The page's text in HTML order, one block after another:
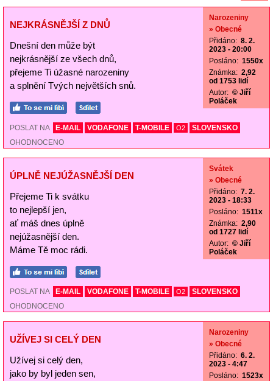
NEJKRÁSNĚJŠÍ Z DNŮ
Dnešní den může být
nejkrásnější ze všech dnů,
přejeme Ti úžasné narozeniny
a splnění Tvých největších snů.
Narozeniny
» Obecné
Přidáno: 8. 2.
2023 - 20:00
Posláno: 1550x
Známka: 2,92
od 1753 lidí
Autor: © Jiří
Poláček
POSLAT NA E-MAIL VODAFONE T-MOBILE O2
SLOVENSKO
OHODNOCENO
ÚPLNĚ NEJÚŽASNĚJŠÍ DEN
Přejeme Ti k svátku
to nejlepší jen,
ať máš dnes úplně
nejúžasnější den.
Máme Tě moc rádi.
Svátek
» Obecné
Přidáno: 7. 2.
2023 - 18:33
Posláno: 1511x
Známka: 2,90
od 1727 lidí
Autor: © Jiří
Poláček
POSLAT NA E-MAIL VODAFONE T-MOBILE O2
SLOVENSKO
OHODNOCENO
UŽÍVEJ SI CELÝ DEN
Užívej si celý den,
jako by byl jeden sen,
Narozeniny
» Obecné
Přidáno: 6. 2.
2023 - 4:47
Posláno: 1523x